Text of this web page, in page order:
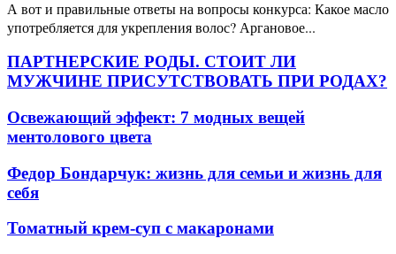
А вот и правильные ответы на вопросы конкурса: Какое масло
употребляется для укрепления волос? Аргановое...
ПАРТНЕРСКИЕ РОДЫ. СТОИТ ЛИ
МУЖЧИНЕ ПРИСУТСТВОВАТЬ ПРИ РОДАХ?
Освежающий эффект: 7 модных вещей
ментолового цвета
Федор Бондарчук: жизнь для семьи и жизнь для
себя
Томатный крем-суп с макаронами